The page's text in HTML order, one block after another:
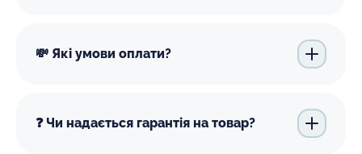
💸 Які умови оплати?
❓ Чи надається гарантія на товар?